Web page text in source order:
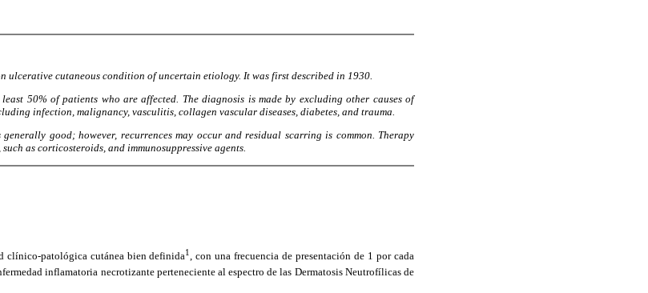
ulcerative cutaneous condition of uncertain etiology. It was first described in 1930.
50% of patients who are affected. The diagnosis is made by excluding other causes of
infection, malignancy, vasculitis, collagen vascular diseases, diabetes, and trauma.
good; however, recurrences may occur and residual scarring is common. Therapy
as corticosteroids, and immunosuppressive agents.
clínico-patológica cutánea bien definida1 , con una frecuencia de presentación de 1 por cada
inflamatoria necrotizante perteneciente al espectro de las Dermatosis Neutrofílicas de